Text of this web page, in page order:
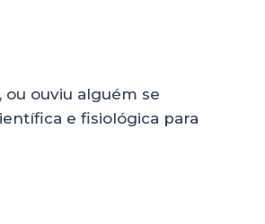
ouviu alguém se
e fisiológica para